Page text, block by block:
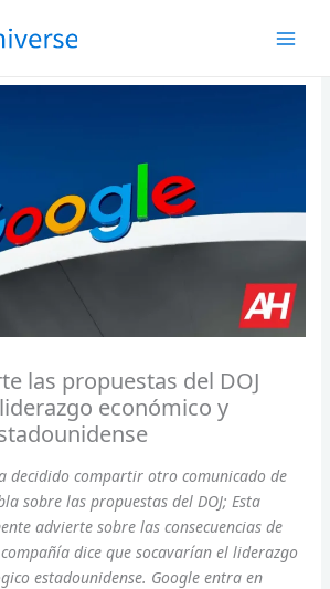
las propuestas del DOJ
económico y
decidido compartir otro comunicado de
sobre las propuestas del DOJ; Esta
advierte sobre las consecuencias de
dice que socavarían el liderazgo
estadounidense. Google entra en